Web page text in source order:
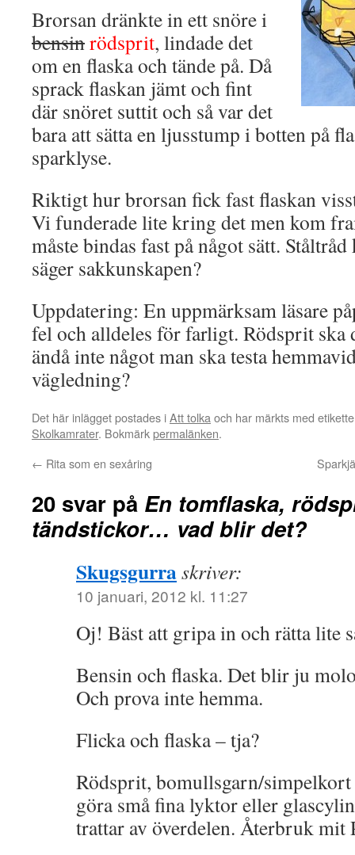
Brorsan dränkte in ett snöre i
bensinrödsprit, lindade det
om en flaska och tände på. Då
sprack flaskan jämt och fint
där snöret suttit och så var det
bara att sätta en ljusstump i botten på
sparklyse.
Riktigt hur brorsan fick fast flaskan
Vi funderade lite kring det men kom
måste bindas fast på något sätt.
säger sakkunskapen?
Uppdatering: En uppmärksam läsare
fel och alldeles för farligt. Rödsprit ska
ändå inte något man ska testa
vägledning?
Det här inlägget postades iAtt tolka och har märkts med
Skolkamrater. Bokmärkpermalänken.
← Rita som en sexåring
20 svar på En tomflaska,
tändstickor… vad blir det?
Skugsgurraskriver:
10 januari, 2012 kl. 11:27
Oj! Bäst att gripa in och rätta lite
Bensin och flaska. Det blir ju
Och prova inte hemma.
Flicka och flaska – tja?
Rödsprit, bomullsgarn/
göra små fina lyktor eller
trattar av överdelen. Återbruk mit